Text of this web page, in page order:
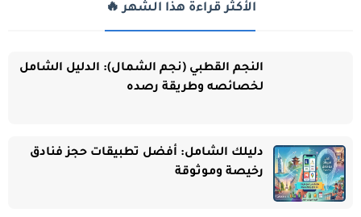
الأكثر قراءة هذا الشهر 🔥
النجم القطبي (نجم الشمال): الدليل الشامل
لخصائصه وطريقة رصده
دليلك الشامل: أفضل تطبيقات حجز فنادق
رخيصة وموثوقة